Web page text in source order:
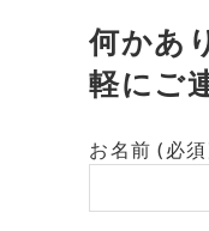
何かあ
軽にご
お名前 (必